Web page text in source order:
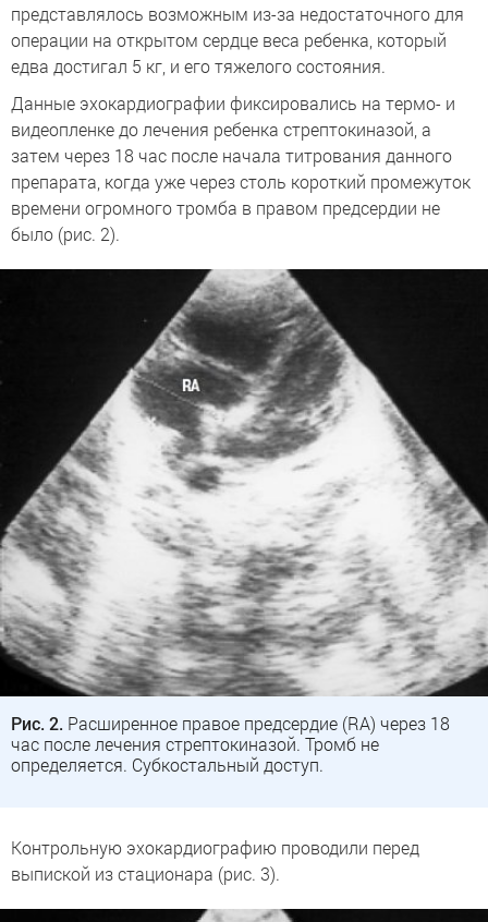
представлялось возможным из-за недостаточного для
операции на открытом сердце веса ребенка, который
едва достигал 5 кг, и его тяжелого состояния.
Данные эхокардиографии фиксировались на термо- и
видеопленке до лечения ребенка стрептокиназой, а
затем через 18 час после начала титрования данного
препарата, когда уже через столь короткий промежуток
времени огромного тромба в правом предсердии не
было (рис. 2).
Рис. 2. Расширенное правое предсердие (RA) через 18
час после лечения стрептокиназой. Тромб не
определяется. Субкостальный доступ.
Контрольную эхокардиографию проводили перед
выпиской из стационара (рис. 3).